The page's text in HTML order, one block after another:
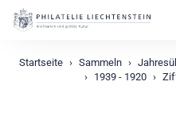
Startseite Sammeln
1939 - 1920